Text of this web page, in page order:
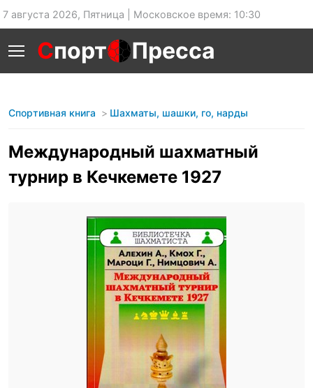
7 августа 2026, Пятница | Московское время: 10:30
Спорт Пресса
Спортивная книга Шахматы, шашки, го, нарды
Международный шахматный
турнир в Кечкемете 1927